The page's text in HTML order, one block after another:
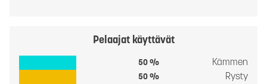
Pelaajat käyttävät
50 % Kämmen
50 % Rysty